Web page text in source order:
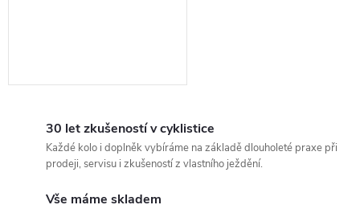
30 let zkušeností v cyklistice
Každé kolo i doplněk vybíráme na základě dlouholeté praxe při
prodeji, servisu i zkušeností z vlastního ježdění.
Vše máme skladem